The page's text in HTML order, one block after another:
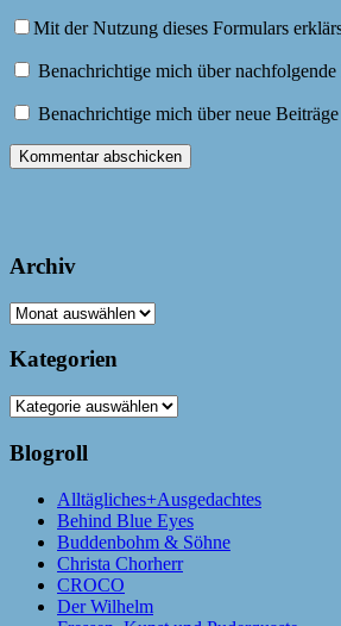
Mit der Nutzung dieses Formulars
Benachrichtige mich über
Benachrichtige mich über neue
Archiv
Archiv
Kategorien
Kategorien
Blogroll
Alltägliches+Ausgedachtes
Behind Blue Eyes
Buddenbohm & Söhne
Christa Chorherr
CROCO
Der Wilhelm